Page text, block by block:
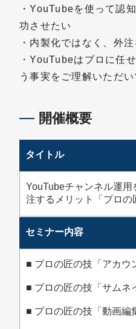
・YouTubeを使って認
功させたい
・内製化ではなく、外
・YouTubeはプロに任
う事実をご理解いただい
開催概要
タイトル
YouTubeチャンネル運
注するメリット「プロの
セミナー内容
■ プロの匠の技「アカウ
■ プロの匠の技「サムネ
■ プロの匠の技「動画編